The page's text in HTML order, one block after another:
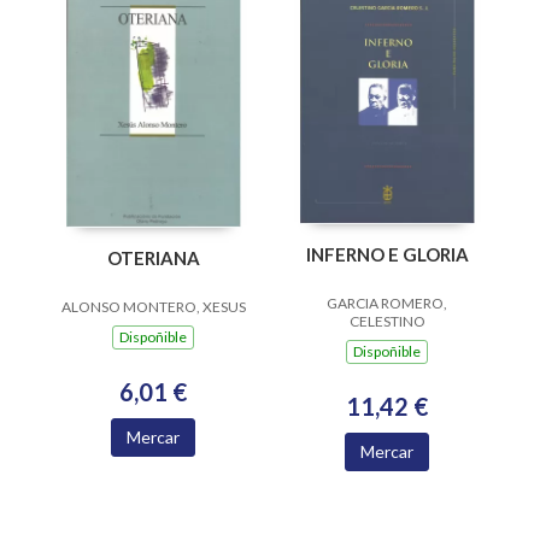
OTERIANA
ALONSO MONTERO, XESUS
Dispoñible
6,01 €
Mercar
INFERNO E GLORIA
GARCIA ROMERO,
CELESTINO
Dispoñible
11,42 €
Mercar